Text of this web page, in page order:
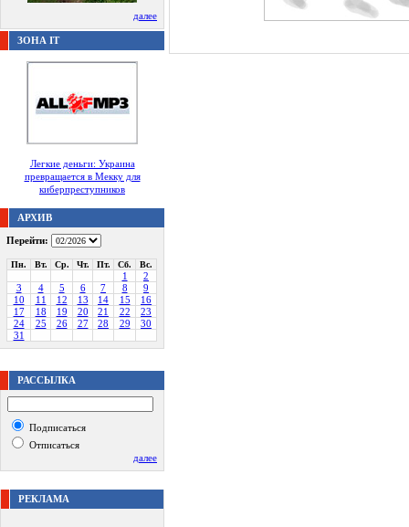
далее
ЗОНА IT
Легкие деньги: Украина
превращается в Мекку для
киберпреступников
АРХИВ
Перейти:
Пн. Вт. Ср. Чт. Пт. Сб. Вс.
1
2
3
4 5 6 7 8
9
10
11 12 13 14 15
16
17
18 19 20 21 22
23
24
25 26 27 28 29
30
31
РАССЫЛКА
Подписаться
Отписаться
далее
РЕКЛАМА